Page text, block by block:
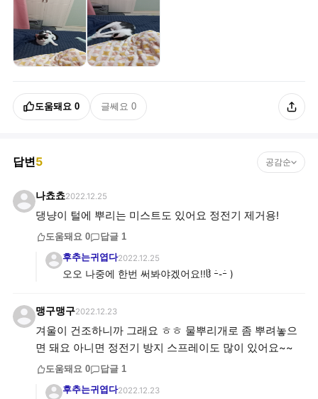
도움돼요 0 글쎄요 0
답변5 공감순
나쵸쵸2022.12.25
댕냥이 털에 뿌리는 미스트도 있어요 정전기 제거용!
도움돼요 0 답글 1
후추는귀엽다2022.12.25
오오 나중에 한번 써봐야겠어요!!ჱ̒ ｰ̀֊ｰ́ )
맹구맹구2022.12.23
겨울이 건조하니까 그래요 ㅎㅎ 물뿌리개로 좀 뿌려놓으
면 돼요 아니면 정전기 방지 스프레이도 많이 있어요~~
도움돼요 0 답글 1
후추는귀엽다2022.12.23